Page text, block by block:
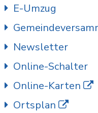
E-Umzug
Newsletter
Online-Schalter
Online-Karten
Ortsplan